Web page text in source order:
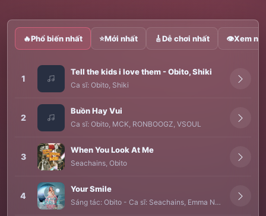
🔥Phổ biến nhất ⭐Mới nhất 🎸Dễ chơi nhất 👁Xem
1
Tell the kids i love them - Obito, Shiki
Ca sĩ: Obito, Shiki
2
Buồn Hay Vui
Ca sĩ: Obito, MCK, RONBOOGZ, VSOUL
3
When You Look At Me
Seachains, Obito
4
Your Smile
Sáng tác: Obito - Ca sĩ: Seachains, Emma Nhất Khanh